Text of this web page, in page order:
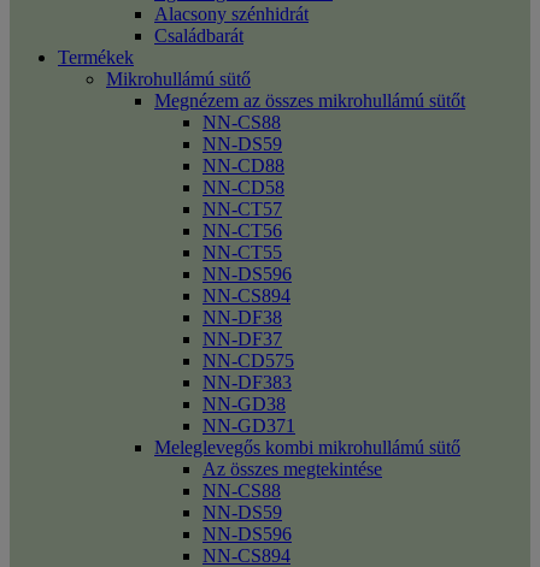
Alacsony szénhidrát
Családbarát
Termékek
Mikrohullámú sütő
Megnézem az összes mikrohullámú sütőt
NN-CS88
NN-DS59
NN-CD88
NN-CD58
NN-CT57
NN-CT56
NN-CT55
NN-DS596
NN-CS894
NN-DF38
NN-DF37
NN-CD575
NN-DF383
NN-GD38
NN-GD371
Meleglevegős kombi mikrohullámú sütő
Az összes megtekintése
NN-CS88
NN-DS59
NN-DS596
NN-CS894